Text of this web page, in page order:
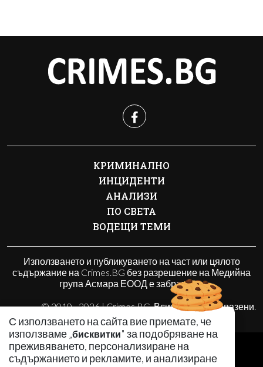
С използването на сайта вие приемате, че
използваме „бисквитки" за подобряване на
преживяването, персонализиране на
съдържанието и рекламите, и анализиране
КРИМИНАЛНО
ИНЦИДЕНТИ
АНАЛИЗИ
ПО СВЕТА
ВОДЕЩИ ТЕМИ
Използването и публикуването на част или цялото
съдържание на Crimes.BG без разрешение на Медийна
група Асмара ЕООД е забранено.
© 2010 - 2026 | Crimes.BG. Всички права запазени.
РЕКЛАМА
КОНТАКТИ